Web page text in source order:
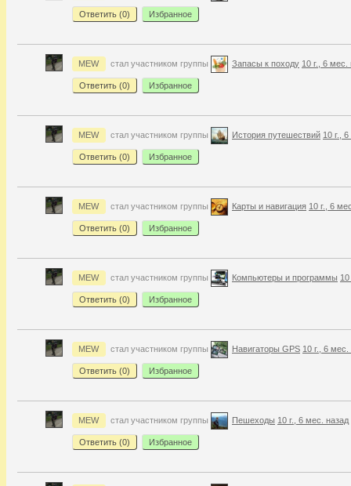
Ответить (0) Избранное
MEW стал участником группы Запасы к походу 10 г., 6 мес.
Ответить (0) Избранное
MEW стал участником группы История путешествий 10 г.,
Ответить (0) Избранное
MEW стал участником группы Карты и навигация 10 г., 6
Ответить (0) Избранное
MEW стал участником группы Компьютеры и программы
Ответить (0) Избранное
MEW стал участником группы Навигаторы GPS 10 г., 6 мес.
Ответить (0) Избранное
MEW стал участником группы Пешеходы 10 г., 6 мес. назад
Ответить (0) Избранное